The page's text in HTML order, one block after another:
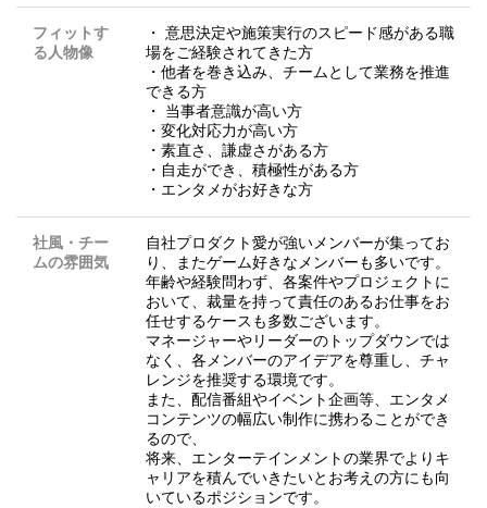
フィットす
る人物像
・ 意思決定や施策実行のスピード感がある職
場をご経験されてきた方
・他者を巻き込み、チームとして業務を推進
できる方
・ 当事者意識が高い方
・変化対応力が高い方
・素直さ、謙虚さがある方
・自走ができ、積極性がある方
・エンタメがお好きな方
社風・チー
ムの雰囲気
自社プロダクト愛が強いメンバーが集ってお
り、またゲーム好きなメンバーも多いです。
年齢や経験問わず、各案件やプロジェクトに
おいて、裁量を持って責任のあるお仕事をお
任せするケースも多数ございます。
マネージャーやリーダーのトップダウンでは
なく、各メンバーのアイデアを尊重し、チャ
レンジを推奨する環境です。
また、配信番組やイベント企画等、エンタメ
コンテンツの幅広い制作に携わることができ
るので、
将来、エンターテインメントの業界でよりキ
ャリアを積んでいきたいとお考えの方にも向
いているポジションです。